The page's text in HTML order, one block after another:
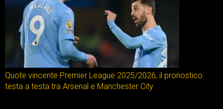
Quote vincente Premier League 2025/2026, il pronostico:
testa a testa tra Arsenal e Manchester City